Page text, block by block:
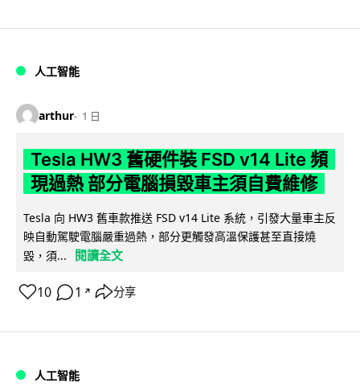
人工智能
arthur 1 日
Tesla HW3 舊硬件裝 FSD v14 Lite 頻
現過熱 部分電腦損毀車主須自費維修
Tesla 向 HW3 舊車款推送 FSD v14 Lite 系統，引發大量車主反
映自動駕駛電腦嚴重過熱，部分更觸發高溫保護甚至直接燒
毀，須...
閱讀全文
10 1 ↗ 分享
人工智能